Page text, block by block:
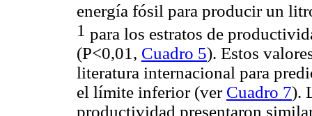
energía fósil para producir un
1 para los estratos de
(P<0,01, Cuadro 5). Estos
literatura internacional para
el límite inferior (ver Cuadro 7).
productividad presentaron